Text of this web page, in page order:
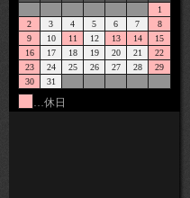
1
2
3 4 5 6 7
8
9
10 11 12 13 14
15
16
17 18 19 20 21
22
23
24 25 26 27 28
29
30
31
…休日